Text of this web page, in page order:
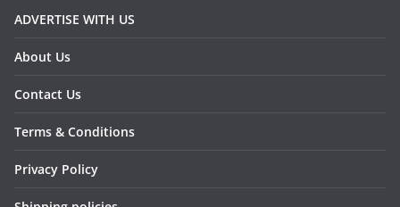
ADVERTISE WITH US
About Us
Contact Us
Terms & Conditions
Privacy Policy